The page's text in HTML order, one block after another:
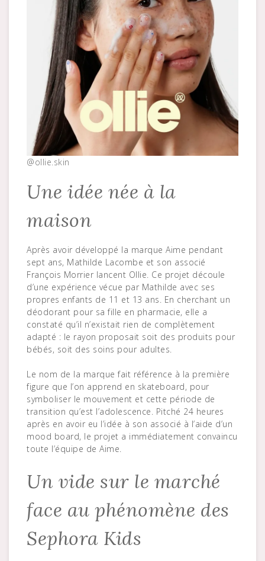
@ollie.skin
Une idée née à la
maison
Après avoir développé la marque Aime pendant
sept ans, Mathilde Lacombe et son associé
François Morrier lancent Ollie. Ce projet découle
d’une expérience vécue par Mathilde avec ses
propres enfants de 11 et 13 ans. En cherchant un
déodorant pour sa fille en pharmacie, elle a
constaté qu’il n’existait rien de complètement
adapté : le rayon proposait soit des produits pour
bébés, soit des soins pour adultes.
Le nom de la marque fait référence à la première
figure que l’on apprend en skateboard, pour
symboliser le mouvement et cette période de
transition qu’est l’adolescence. Pitché 24 heures
après en avoir eu l’idée à son associé à l’aide d’un
mood board, le projet a immédiatement convaincu
toute l’équipe de Aime.
Un vide sur le marché
face au phénomène des
Sephora Kids